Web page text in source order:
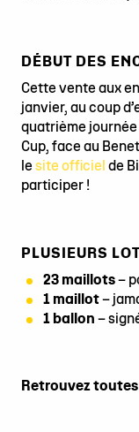
DÉBUT DES
Cette vente aux
janvier, au coup
quatrième journée
Cup, face au
le site officiel de
participer !
PLUSIEURS
23 maillots–
1 maillot–
1 ballon –
Retrouvez